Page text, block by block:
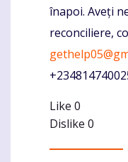
înapoi. Aveți
reconciliere,
Like 0
Dislike 0